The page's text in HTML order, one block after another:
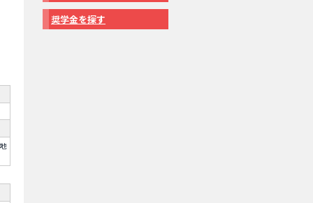
奨学金を探す